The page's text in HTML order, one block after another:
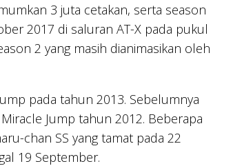
3 juta cetakan, serta season
2017 di saluran AT-X pada pukul
2 yang masih dianimasikan oleh
pada tahun 2013. Sebelumnya
Jump tahun 2012. Beberapa
chan SS yang tamat pada 22
19 September.